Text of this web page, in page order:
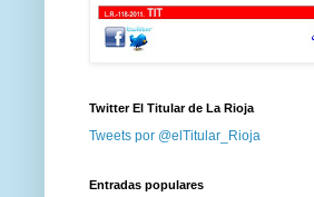
Twitter El Titular de La Rioja
Tweets por @elTitular_Rioja
Entradas populares